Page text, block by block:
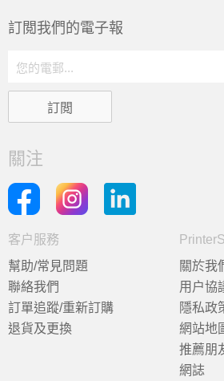
訂閲我們的電子報
關注
客户服務
幫助/常見問題
聯絡我們
訂單追蹤/重新訂購
退貨及更換
關於我
用户協
隱私政
網站地
推薦朋
網誌